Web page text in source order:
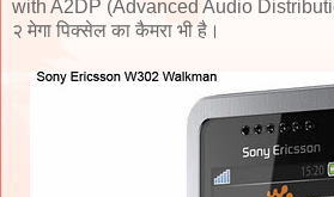
with A2DP (Advanced Audio
२ मेगा पिक्सेल का कैमरा भी है।